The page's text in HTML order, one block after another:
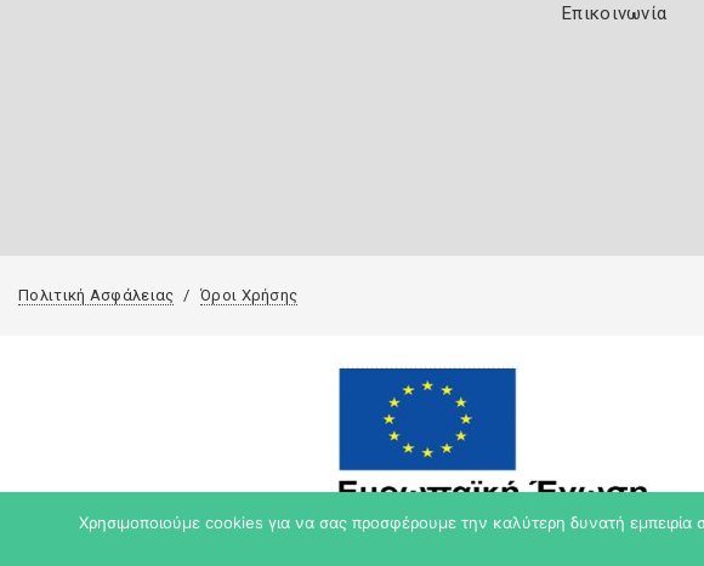
Επικοινωνία
Πολιτική Ασφάλειας Όροι Χρήσης
Χρησιμοποιούμε cookies για να σας προσφέρουμε την καλύτερη δυνατή εμπειρία